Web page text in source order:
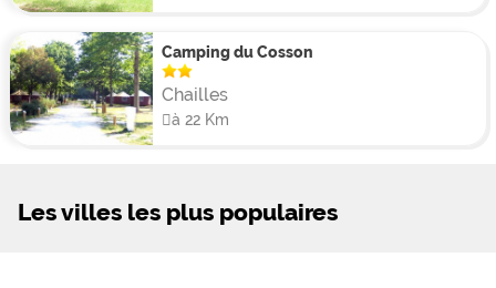
Camping du Cosson
Chailles
à 22 Km
Les villes les plus populaires